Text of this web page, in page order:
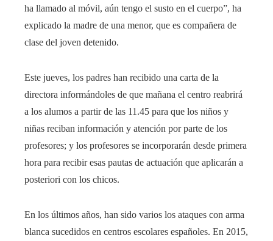
ha llamado al móvil, aún tengo el susto en el cuerpo”, ha
explicado la madre de una menor, que es compañera de
clase del joven detenido.
Este jueves, los padres han recibido una carta de la
directora informándoles de que mañana el centro reabrirá
a los alumos a partir de las 11.45 para que los niños y
niñas reciban información y atención por parte de los
profesores; y los profesores se incorporarán desde primera
hora para recibir esas pautas de actuación que aplicarán a
posteriori con los chicos.
En los últimos años, han sido varios los ataques con arma
blanca sucedidos en centros escolares españoles. En 2015,